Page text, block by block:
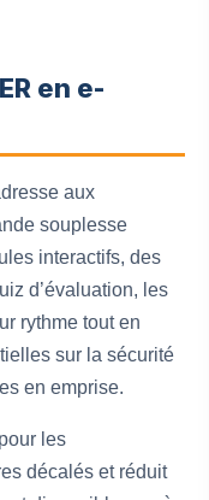
en e-
aux
souplesse
interactifs, des
d’évaluation, les
rythme tout en
sur la sécurité
en emprise.
les
décalés et réduit